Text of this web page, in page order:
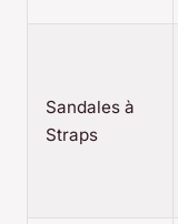
Sandales à
Straps